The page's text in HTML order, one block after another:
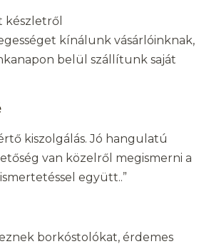
készletről
kínálunk vásárlóinknak,
belül szállítunk saját
kiszolgálás. Jó hangulatú
van közelről megismerni a
együtt..”
borkóstolókat, érdemes